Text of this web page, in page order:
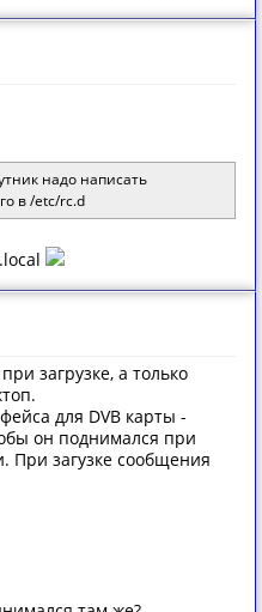
надо написать
в /etc/rc.d
загрузке, а только
для DVB карты -
он поднимался при
При загузке сообщения